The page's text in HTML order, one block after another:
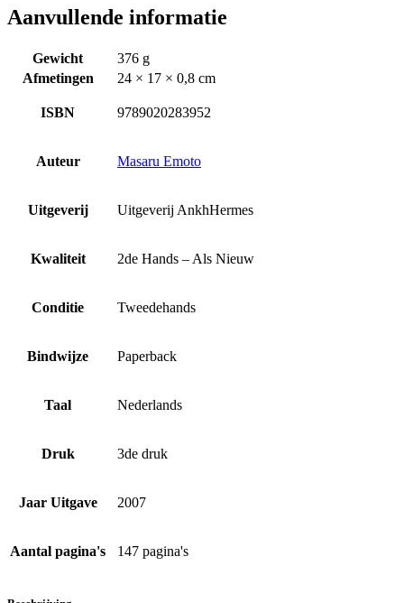
Aanvullende informatie
Gewicht
376 g
Afmetingen
24 × 17 × 0,8 cm
ISBN 9789020283952
Auteur Masaru Emoto
Uitgeverij Uitgeverij AnkhHermes
Kwaliteit 2de Hands – Als Nieuw
Conditie Tweedehands
Bindwijze Paperback
Taal Nederlands
Druk 3de druk
Jaar Uitgave 2007
Aantal pagina's 147 pagina's